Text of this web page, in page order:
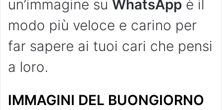
un’immagine su WhatsApp è il
modo più veloce e carino per
far sapere ai tuoi cari che pensi
a loro.
IMMAGINI DEL BUONGIORNO